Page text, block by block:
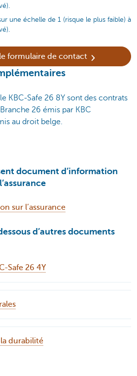
une échelle de 1 (risque le plus faible) à
formulaire de contact
KBC-Safe 26 8Y sont des contrats
26 émis par KBC
au droit belge.
document d’information
sur l’assurance
d’autres documents
Safe 26 4Y
durabilité